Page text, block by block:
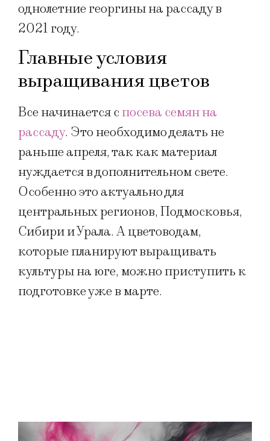
однолетние георгины на рассаду в
2021 году.
Главные условия
выращивания цветов
Все начинается спосева семян на
рассаду. Это необходимо делать не
раньше апреля, так как материал
нуждается в дополнительном свете.
Особенно это актуально для
центральных регионов, Подмосковья,
Сибири и Урала. А цветоводам,
которые планируют выращивать
культуры на юге, можно приступить к
подготовке уже в марте.